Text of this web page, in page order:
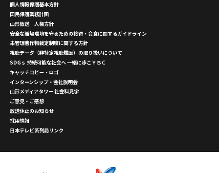
個人情報保護基本方針
国民保護業務計画
山形放送 人権方針
安全な職場環境を守るための接待・会食に関するガイドライン
未管理著作物裁定制度に関する方針
視聴データ（非特定視聴履歴）の取り扱いについて
SDGｓ 持続可能な社会へ 一緒に歩こＹＢＣ
キャッチコピー・ロゴ
インターンシップ・会社説明会
山形メディアタワー 社会科見学
ご意見・ご感想
放送休止のお知らせ
採用情報
日本テレビ系列局リンク